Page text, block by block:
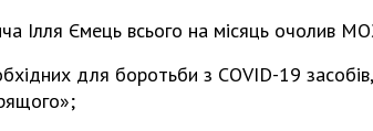
Ілля Ємець всього на місяць очолив
для боротьби з COVID-19